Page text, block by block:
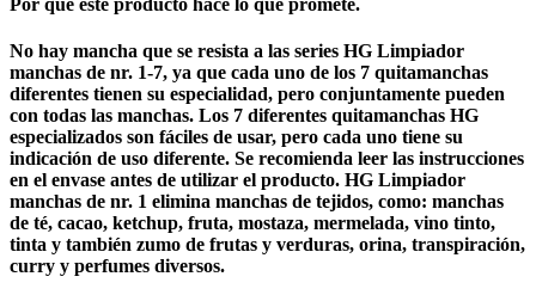
Por qué este producto hace lo que promete.
No hay mancha que se resista a las series HG Limpiador
manchas de nr. 1-7, ya que cada uno de los 7 quitamanchas
diferentes tienen su especialidad, pero conjuntamente pueden
con todas las manchas. Los 7 diferentes quitamanchas HG
especializados son fáciles de usar, pero cada uno tiene su
indicación de uso diferente. Se recomienda leer las instrucciones
en el envase antes de utilizar el producto. HG Limpiador
manchas de nr. 1 elimina manchas de tejidos, como: manchas
de té, cacao, ketchup, fruta, mostaza, mermelada, vino tinto,
tinta y también zumo de frutas y verduras, orina, transpiración,
curry y perfumes diversos.